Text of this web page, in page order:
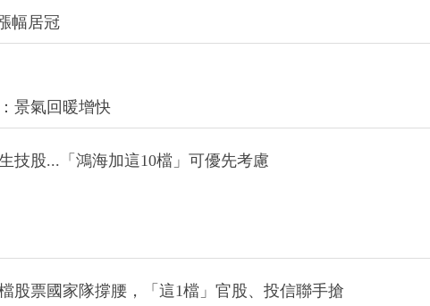
幅居冠
景氣回暖增快
靠「不蝕本投資術」1招，8年半從台股提款2800萬！